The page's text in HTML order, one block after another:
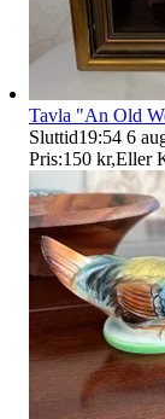
Tavla "An Old
Sluttid19:54 6
Pris:150 kr,Eller